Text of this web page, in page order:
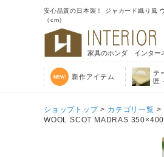
安心品質の日本製！ ジャカード織り風
（cm）
家具のホンダ インター
新作アイテム
テ
匠
ショップトップ> カテゴリ一覧 >
WOOL SCOT MADRAS